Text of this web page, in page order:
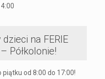
na FERIE
Półkolonie!
piątku od 8:00 do 17:00!